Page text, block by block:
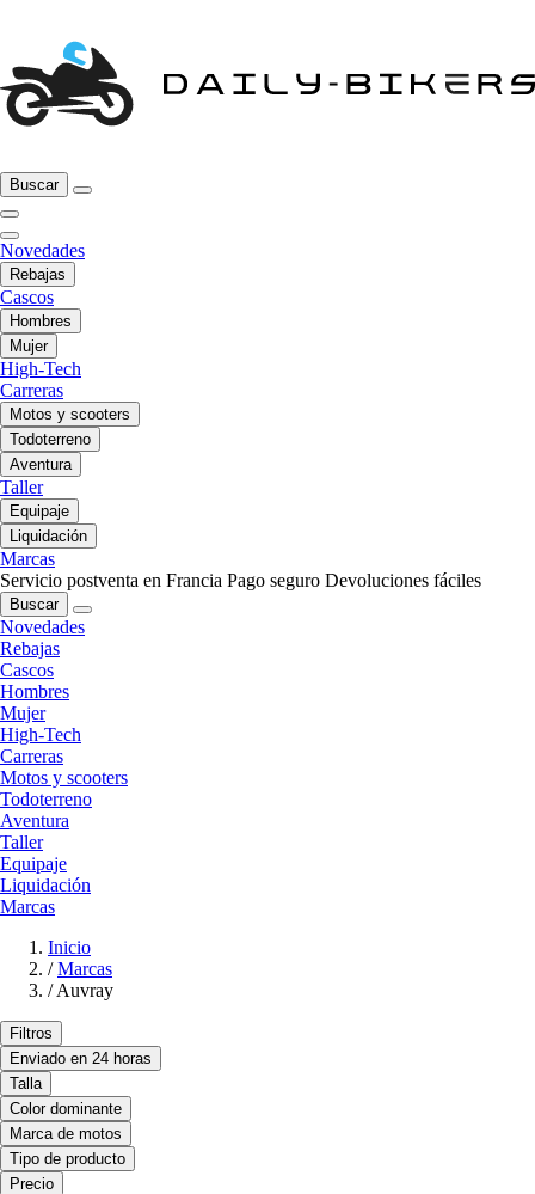
Buscar
Novedades
Rebajas
Cascos
Hombres
Mujer
High-Tech
Carreras
Motos y scooters
Todoterreno
Aventura
Taller
Equipaje
Liquidación
Marcas
Servicio postventa en Francia Pago seguro Devoluciones fáciles
Buscar
Novedades
Rebajas
Cascos
Hombres
Mujer
High-Tech
Carreras
Motos y scooters
Todoterreno
Aventura
Taller
Equipaje
Liquidación
Marcas
Inicio
/ Marcas
/ Auvray
Filtros
Enviado en 24 horas
Talla
Color dominante
Marca de motos
Tipo de producto
Precio